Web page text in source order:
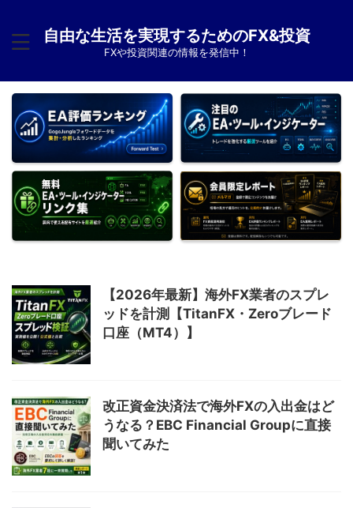
自由な生活を実現するためのFX&投資
FXや投資関連の情報を発信中！
【2026年最新】海外FX業者のスプレ
ッドを計測【TitanFX・Zeroブレード
口座（MT4）】
改正資金決済法で海外FXの入出金はど
うなる？EBC Financial Groupに直接
聞いてみた